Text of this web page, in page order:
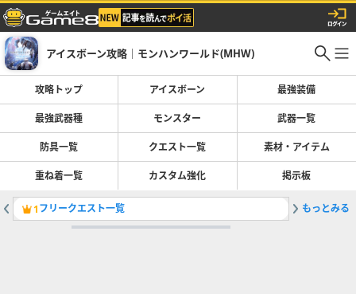
アイスボーン攻略｜モンハンワールド(MHW)
攻略トップ アイスボーン 最強装備
最強武器種 モンスター 武器一覧
防具一覧 クエスト一覧 素材・アイテム
重ね着一覧 カスタム強化 掲示板
1フリークエスト一覧 2調査団
もっとみる